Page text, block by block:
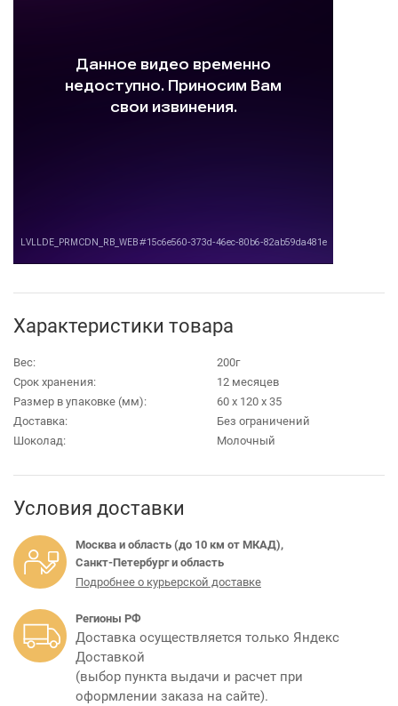
Характеристики товара
Вес:
200г
Срок хранения:
12 месяцев
Размер в упаковке (мм):
60 х 120 х 35
Доставка:
Без ограничений
Шоколад:
Молочный
Условия доставки
Москва и область (до 10 км от МКАД),
Санкт-Петербург и область
Подробнее о курьерской доставке
Регионы РФ
Доставка осуществляется только Яндекс
Доставкой
(выбор пункта выдачи и расчет при
оформлении заказа на сайте).